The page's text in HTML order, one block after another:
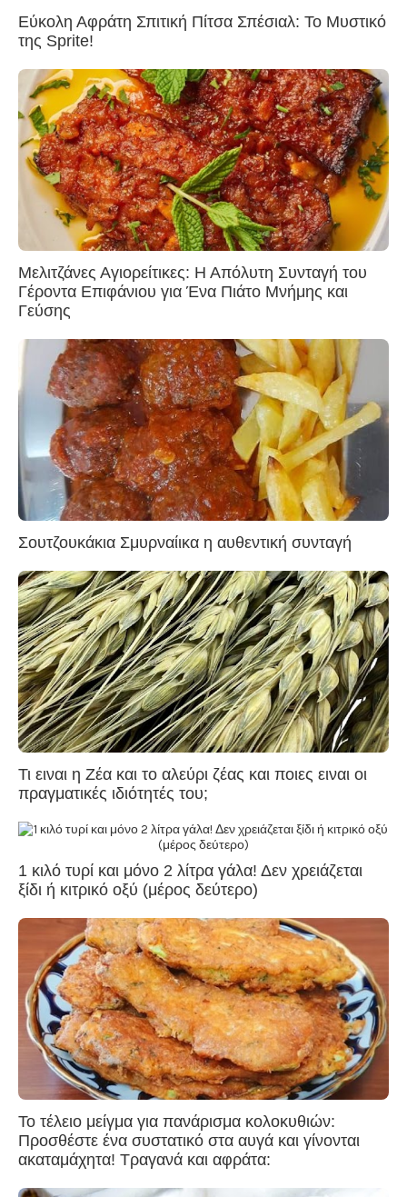
Εύκολη Αφράτη Σπιτική Πίτσα Σπέσιαλ: Το Μυστικό
της Sprite!
Μελιτζάνες Αγιορείτικες: Η Απόλυτη Συνταγή του
Γέροντα Επιφάνιου για Ένα Πιάτο Μνήμης και
Γεύσης
Σουτζουκάκια Σμυρναίικα η αυθεντική συνταγή
Τι ειναι η Ζέα και το αλεύρι ζέας και ποιες ειναι οι
πραγματικές ιδιότητές του;
1 κιλό τυρί και μόνο 2 λίτρα γάλα! Δεν χρειάζεται
ξίδι ή κιτρικό οξύ (μέρος δεύτερο)
Το τέλειο μείγμα για πανάρισμα κολοκυθιών:
Προσθέστε ένα συστατικό στα αυγά και γίνονται
ακαταμάχητα! Τραγανά και αφράτα: